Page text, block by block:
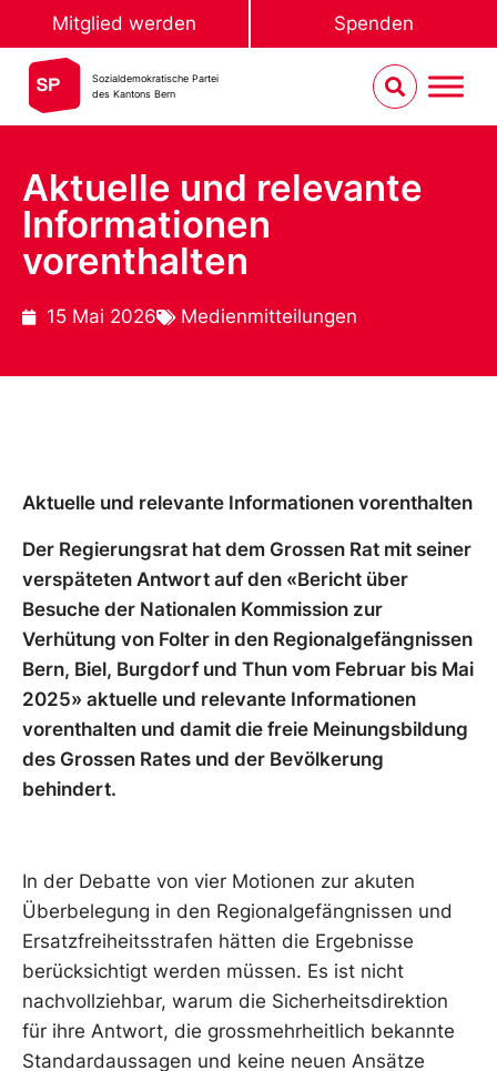
Mitglied werden Spenden
Sozialdemokratische Partei
des Kantons Bern
Aktuelle und relevante
Informationen
vorenthalten
15 Mai 2026 Medienmitteilungen
Aktuelle und relevante Informationen vorenthalten
Der Regierungsrat hat dem Grossen Rat mit seiner
verspäteten Antwort auf den «Bericht über
Besuche der Nationalen Kommission zur
Verhütung von Folter in den Regionalgefängnissen
Bern, Biel, Burgdorf und Thun vom Februar bis Mai
2025» aktuelle und relevante Informationen
vorenthalten und damit die freie Meinungsbildung
des Grossen Rates und der Bevölkerung
behindert.
In der Debatte von vier Motionen zur akuten
Überbelegung in den Regionalgefängnissen und
Ersatzfreiheitsstrafen hätten die Ergebnisse
berücksichtigt werden müssen. Es ist nicht
nachvollziehbar, warum die Sicherheitsdirektion
für ihre Antwort, die grossmehrheitlich bekannte
Standardaussagen und keine neuen Ansätze